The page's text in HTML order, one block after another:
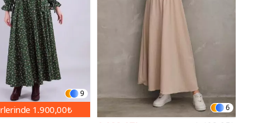
9
1.900,00₺ 6